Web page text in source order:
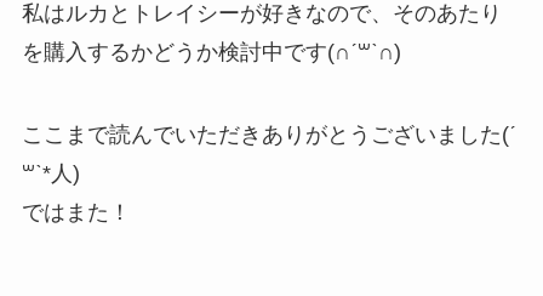
私はルカとトレイシーが好きなので、そのあたり
を購入するかどうか検討中です(∩ˊ꒳​ˋ∩)
ここまで読んでいただきありがとうございました(ˊ
꒳​ˋ*人)
ではまた！